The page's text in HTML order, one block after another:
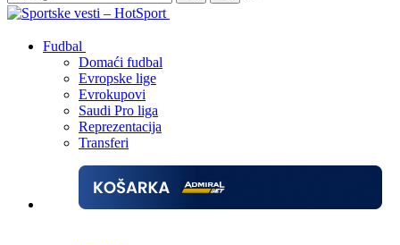
Fudbal
Domaći fudbal
Evropske lige
Evrokupovi
Saudi Pro liga
Reprezentacija
Transferi